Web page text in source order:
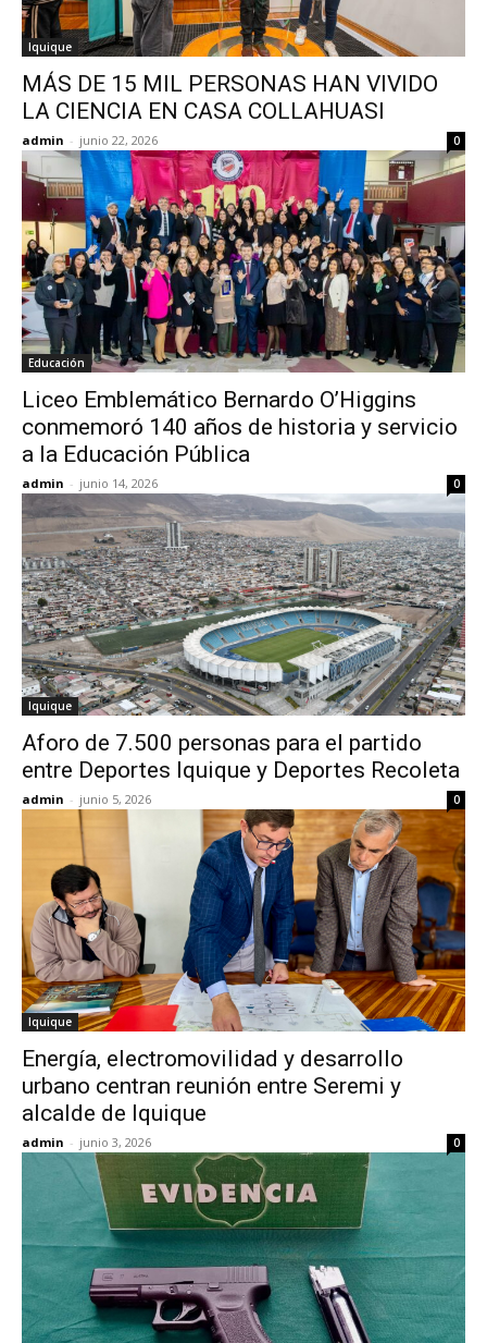
Iquique
MÁS DE 15 MIL PERSONAS HAN VIVIDO
LA CIENCIA EN CASA COLLAHUASI
admin - junio 22, 2026 0
Educación
Liceo Emblemático Bernardo O’Higgins
conmemoró 140 años de historia y servicio
a la Educación Pública
admin - junio 14, 2026 0
Iquique
Aforo de 7.500 personas para el partido
entre Deportes Iquique y Deportes Recoleta
admin - junio 5, 2026 0
Iquique
Energía, electromovilidad y desarrollo
urbano centran reunión entre Seremi y
alcalde de Iquique
admin - junio 3, 2026 0